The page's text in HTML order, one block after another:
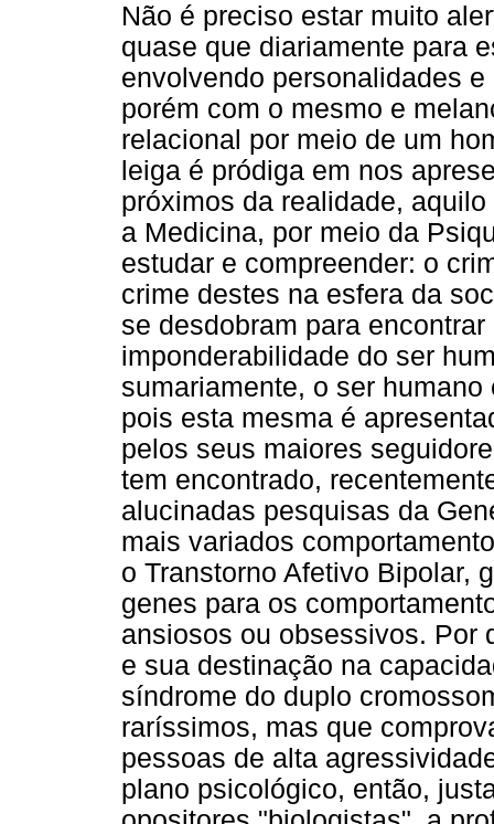
Não é preciso estar muito
quase que diariamente para
envolvendo personalidades
porém com o mesmo e
relacional por meio de um
leiga é pródiga em nos
próximos da realidade,
a Medicina, por meio da
estudar e compreender: o
crime destes na esfera da
se desdobram para
imponderabilidade do ser
sumariamente, o ser
pois esta mesma é
pelos seus maiores
tem encontrado,
alucinadas pesquisas da
mais variados
o Transtorno Afetivo Bipolar,
genes para os
ansiosos ou obsessivos. Por
e sua destinação na
síndrome do duplo
raríssimos, mas que
pessoas de alta
plano psicológico, então,